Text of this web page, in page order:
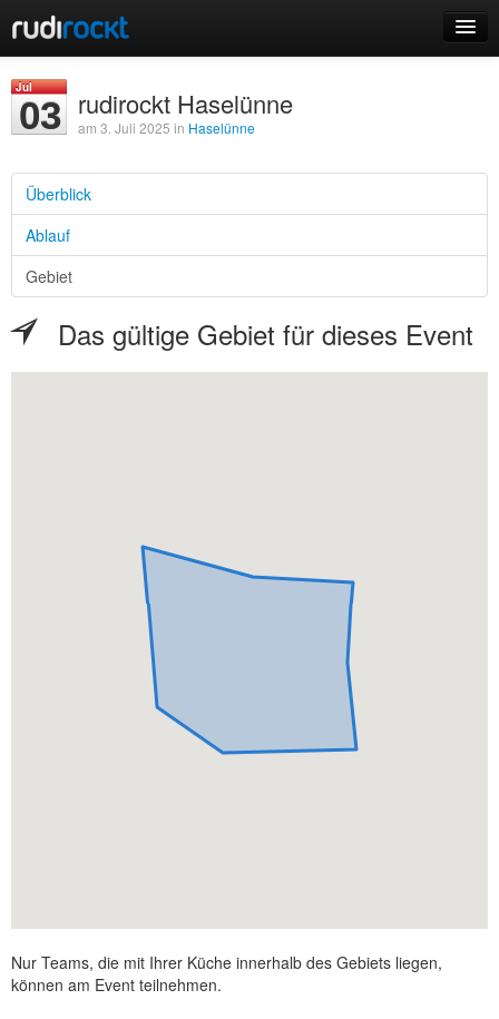
Events
Login
Registrieren
Jul
03 rudirockt Haselünne
am 3. Juli 2025 in Haselünne
Überblick
Ablauf
Gebiet
Das gültige Gebiet für dieses Event
Nur Teams, die mit Ihrer Küche innerhalb des Gebiets liegen,
können am Event teilnehmen.